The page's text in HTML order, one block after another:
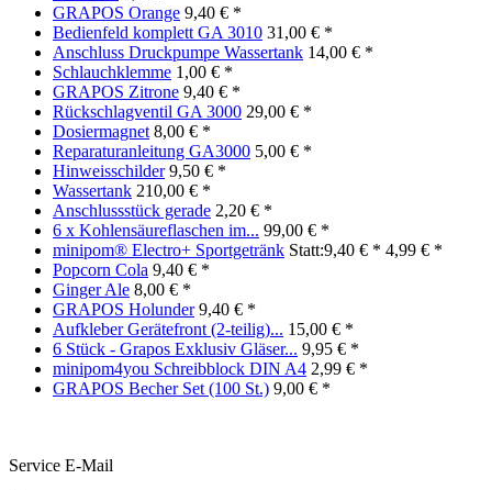
GRAPOS Orange 9,40 € *
Bedienfeld komplett GA 3010 31,00 € *
Anschluss Druckpumpe Wassertank 14,00 € *
Schlauchklemme 1,00 € *
GRAPOS Zitrone 9,40 € *
Rückschlagventil GA 3000 29,00 € *
Dosiermagnet 8,00 € *
Reparaturanleitung GA3000 5,00 € *
Hinweisschilder 9,50 € *
Wassertank 210,00 € *
Anschlussstück gerade 2,20 € *
6 x Kohlensäureflaschen im... 99,00 € *
minipom® Electro+ Sportgetränk Statt:9,40 € * 4,99 € *
Popcorn Cola 9,40 € *
Ginger Ale 8,00 € *
GRAPOS Holunder 9,40 € *
Aufkleber Gerätefront (2-teilig)... 15,00 € *
6 Stück - Grapos Exklusiv Gläser... 9,95 € *
minipom4you Schreibblock DIN A4 2,99 € *
GRAPOS Becher Set (100 St.) 9,00 € *
Service E-Mail